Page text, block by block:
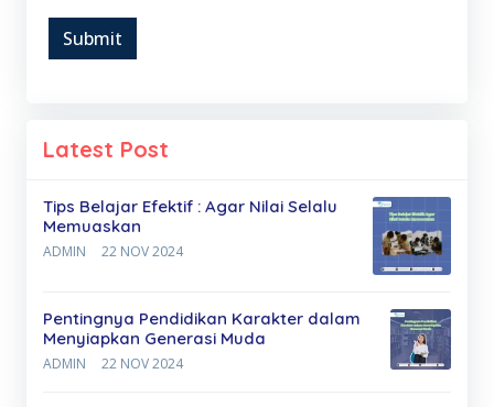
Submit
Latest Post
Tips Belajar Efektif : Agar Nilai Selalu
Memuaskan
ADMIN 22 NOV 2024
Pentingnya Pendidikan Karakter dalam
Menyiapkan Generasi Muda
ADMIN 22 NOV 2024